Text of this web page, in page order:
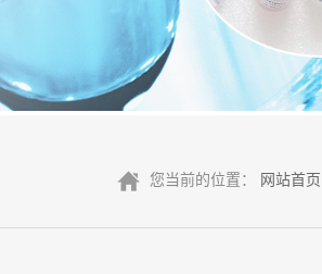
您当前的位置： 网站首页